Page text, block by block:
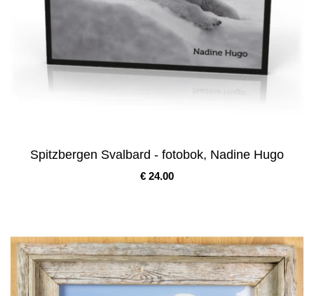
Spitzbergen Svalbard - fotobok, Nadine Hugo
Pris
€ 24.00